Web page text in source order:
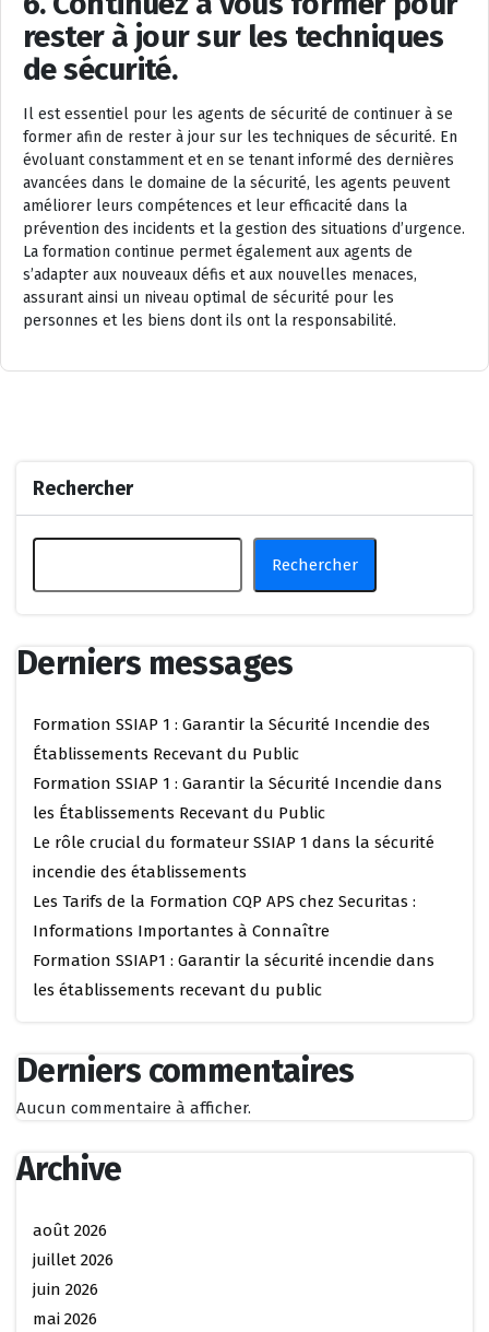
rester à jour sur les techniques
de sécurité.
Il est essentiel pour les agents de sécurité de continuer à se
former afin de rester à jour sur les techniques de sécurité. En
évoluant constamment et en se tenant informé des dernières
avancées dans le domaine de la sécurité, les agents peuvent
améliorer leurs compétences et leur efficacité dans la
prévention des incidents et la gestion des situations d’urgence.
La formation continue permet également aux agents de
s’adapter aux nouveaux défis et aux nouvelles menaces,
assurant ainsi un niveau optimal de sécurité pour les
personnes et les biens dont ils ont la responsabilité.
Rechercher
Rechercher
Derniers messages
Formation SSIAP 1 : Garantir la Sécurité Incendie des
Établissements Recevant du Public
Formation SSIAP 1 : Garantir la Sécurité Incendie dans
les Établissements Recevant du Public
Le rôle crucial du formateur SSIAP 1 dans la sécurité
incendie des établissements
Les Tarifs de la Formation CQP APS chez Securitas :
Informations Importantes à Connaître
Formation SSIAP1 : Garantir la sécurité incendie dans
les établissements recevant du public
Derniers commentaires
Aucun commentaire à afficher.
Archive
août 2026
juillet 2026
juin 2026
mai 2026